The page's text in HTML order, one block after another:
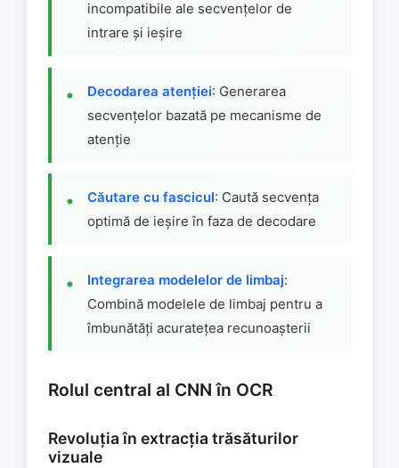
incompatibile ale secvențelor de
intrare și ieșire
Decodarea atenției: Generarea
secvențelor bazată pe mecanisme de
atenție
Căutare cu fascicul: Caută secvența
optimă de ieșire în faza de decodare
Integrarea modelelor de limbaj:
Combină modelele de limbaj pentru a
îmbunătăți acuratețea recunoașterii
Rolul central al CNN în OCR
Revoluția în extracția trăsăturilor
vizuale